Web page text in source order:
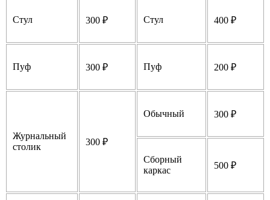
Стул 300 ₽ Стул 400 ₽
Пуф 300 ₽ Пуф 200 ₽
Журнальный
столик
300 ₽
Обычный 300 ₽
Сборный
каркас
500 ₽